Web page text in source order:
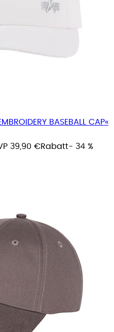
BASEBALL CAP«
39,90 €Rabatt- 34 %